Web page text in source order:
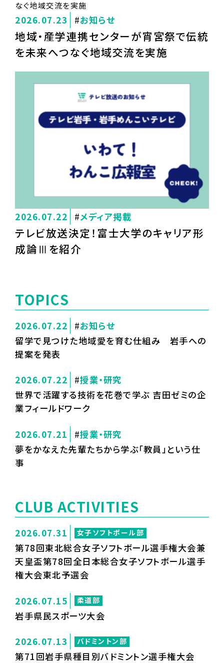
2026.07.23 お知らせ
地域・産学連携センターが宵宮祭で伝統
を未来へつなぐ地域交流を実施
2026.07.22 メディア掲載
テレビ放送決定！富士大学のキャリア形
成論Ⅲを紹介
TOPICS
2026.07.22
お知らせ
留学で見つけた地域愛を育む仕組み 岩手への
提案を発表
2026.07.22
授業・研究
世界で活躍する技術を花巻で学ぶ 吉田ゼミの企
業フィールドワーク
2026.07.21
授業・研究
夢をかなえた先輩たちから学ぶ「教員」という仕
事
CLUB ACTIVITIES
2026.07.31 女子ソフトボール部
第78回東北総合女子ソフトボール選手権大会兼
天皇盃第78回全日本総合女子ソフトボール選手
権大会東北予選会
2026.07.15 柔道部
岩手県民スポーツ大会
2026.07.13 バドミントン部
第71回岩手県種目別バドミントン選手権大会